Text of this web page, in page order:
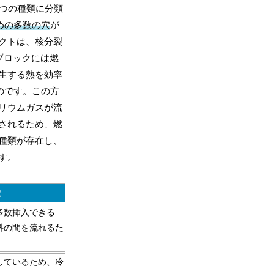
の種類に分類
の多数の穴が
トは、核分裂
ロックには燃
する熱を効率
です。この方
ウムガスが流
されるため、燃
類が存在し、
。
数挿入できる
の間を流れるた
ているため、冷